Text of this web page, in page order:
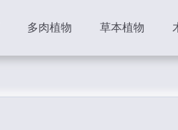
多肉植物 草本植物